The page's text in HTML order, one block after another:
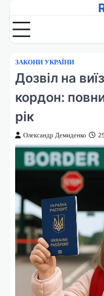
вмісту
ЗАКОНИ УКРАЇНИ
Дозвіл на
кордон:
рік
Олександр Демиденко